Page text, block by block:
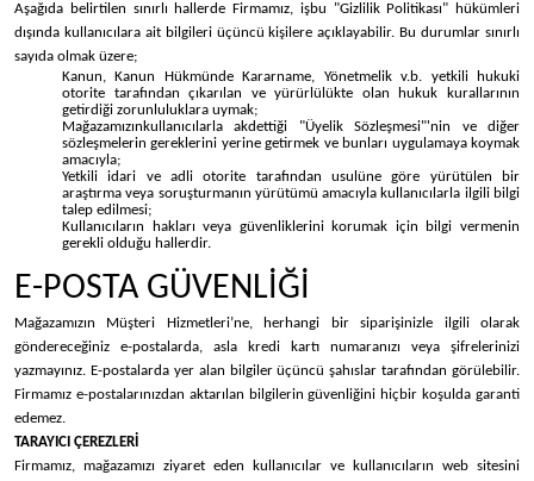
Aşağıda belirtilen sınırlı hallerde Firmamız, işbu "Gizlilik Politikası" hükümleri
dışında kullanıcılara ait bilgileri üçüncü kişilere açıklayabilir. Bu durumlar sınırlı
sayıda olmak üzere;
Kanun, Kanun Hükmünde Kararname, Yönetmelik v.b. yetkili hukuki
otorite tarafından çıkarılan ve yürürlülükte olan hukuk kurallarının
getirdiği zorunluluklara uymak;
Mağazamızınkullanıcılarla akdettiği "Üyelik Sözleşmesi"'nin ve diğer
sözleşmelerin gereklerini yerine getirmek ve bunları uygulamaya koymak
amacıyla;
Yetkili idari ve adli otorite tarafından usulüne göre yürütülen bir
araştırma veya soruşturmanın yürütümü amacıyla kullanıcılarla ilgili bilgi
talep edilmesi;
Kullanıcıların hakları veya güvenliklerini korumak için bilgi vermenin
gerekli olduğu hallerdir.
E-POSTA GÜVENLİĞİ
Mağazamızın Müşteri Hizmetleri’ne, herhangi bir siparişinizle ilgili olarak
göndereceğiniz e-postalarda, asla kredi kartı numaranızı veya şifrelerinizi
yazmayınız. E-postalarda yer alan bilgiler üçüncü şahıslar tarafından görülebilir.
Firmamız e-postalarınızdan aktarılan bilgilerin güvenliğini hiçbir koşulda garanti
edemez.
TARAYICI ÇEREZLERİ
Firmamız, mağazamızı ziyaret eden kullanıcılar ve kullanıcıların web sitesini